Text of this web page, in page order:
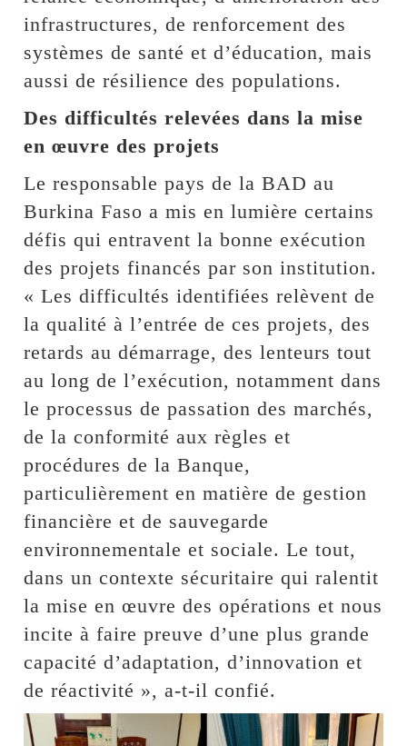
infrastructures, de renforcement des
systèmes de santé et d’éducation, mais
aussi de résilience des populations.
Des difficultés relevées dans la mise
en œuvre des projets
Le responsable pays de la BAD au
Burkina Faso a mis en lumière certains
défis qui entravent la bonne exécution
des projets financés par son institution.
« Les difficultés identifiées relèvent de
la qualité à l’entrée de ces projets, des
retards au démarrage, des lenteurs tout
au long de l’exécution, notamment dans
le processus de passation des marchés,
de la conformité aux règles et
procédures de la Banque,
particulièrement en matière de gestion
financière et de sauvegarde
environnementale et sociale. Le tout,
dans un contexte sécuritaire qui ralentit
la mise en œuvre des opérations et nous
incite à faire preuve d’une plus grande
capacité d’adaptation, d’innovation et
de réactivité », a-t-il confié.